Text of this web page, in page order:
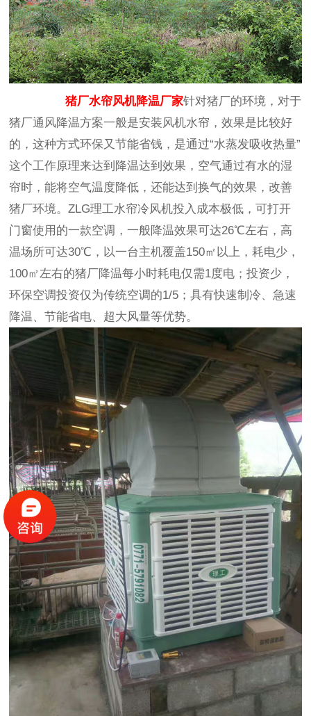
猪厂水帘风机降温厂家针对猪厂的环境，对于
猪厂通风降温方案一般是安装风机水帘，效果是比较好
的，这种方式环保又节能省钱，是通过“水蒸发吸收热量”
这个工作原理来达到降温达到效果，空气通过有水的湿
帘时，能将空气温度降低，还能达到换气的效果，改善
猪厂环境。ZLG理工水帘冷风机投入成本极低，可打开
门窗使用的一款空调，一般降温效果可达26℃左右，高
温场所可达30℃，以一台主机覆盖150㎡以上，耗电少，
100㎡左右的猪厂降温每小时耗电仅需1度电；投资少，
环保空调投资仅为传统空调的1/5；具有快速制冷、急速
降温、节能省电、超大风量等优势。